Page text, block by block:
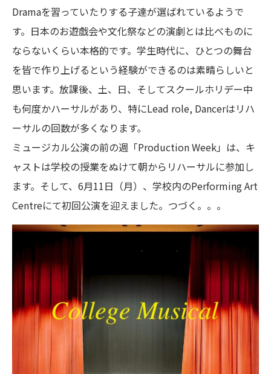
Dramaを習っていたりする子達が選ばれているようで
す。日本のお遊戯会や文化祭などの演劇とは比べものに
ならないくらい本格的です。学生時代に、ひとつの舞台
を皆で作り上げるという経験ができるのは素晴らしいと
思います。放課後、土、日、そしてスクールホリデー中
も何度かハーサルがあり、特にLead role, Dancerはリハ
ーサルの回数が多くなります。
ミュージカル公演の前の週「Production Week」は、キ
ャストは学校の授業をぬけて朝からリハーサルに参加し
ます。そして、6月11日（月）、学校内のPerforming Art
Centreにて初回公演を迎えました。つづく。。。